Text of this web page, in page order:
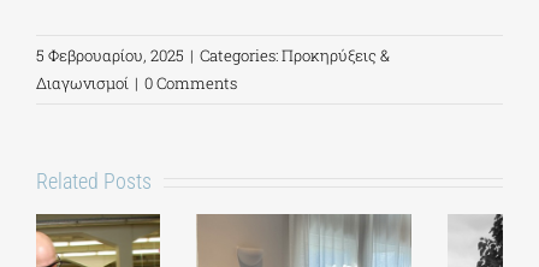
5 Φεβρουαρίου, 2025 | Categories:Προκηρύξεις &
Διαγωνισμοί | 0 Comments
Related Posts